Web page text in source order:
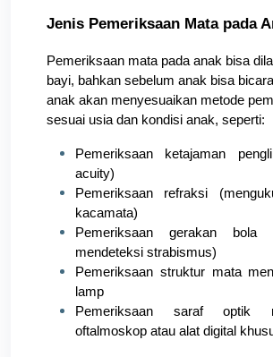
Jenis Pemeriksaan Mata pada
Pemeriksaan mata pada anak bisa
bayi, bahkan sebelum anak bisa
anak akan menyesuaikan metode
sesuai usia dan kondisi anak, seperti:
Pemeriksaan ketajaman
acuity)
Pemeriksaan refraksi
kacamata)
Pemeriksaan gerakan bola
mendeteksi strabismus)
Pemeriksaan struktur mata
lamp
Pemeriksaan saraf optik
oftalmoskop atau alat digital